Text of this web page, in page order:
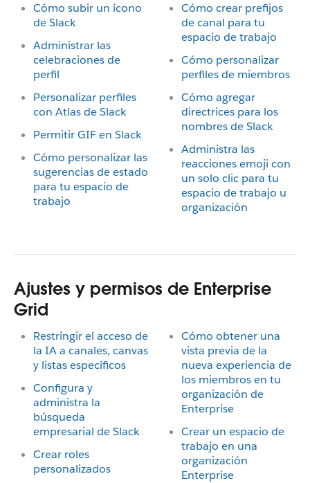
Cómo subir un ícono
de Slack
Administrar las
celebraciones de
perfil
Personalizar perfiles
con Atlas de Slack
Permitir GIF en Slack
Cómo personalizar las
sugerencias de estado
para tu espacio de
trabajo
Cómo crear prefijos
de canal para tu
espacio de trabajo
Cómo personalizar
perfiles de miembros
Cómo agregar
directrices para los
nombres de Slack
Administra las
reacciones emoji con
un solo clic para tu
espacio de trabajo u
organización
Ajustes y permisos de Enterprise
Grid
Restringir el acceso de
la IA a canales, canvas
y listas específicos
Configura y
administra la
búsqueda
empresarial de Slack
Crear roles
personalizados
Cómo obtener una
vista previa de la
nueva experiencia de
los miembros en tu
organización de
Enterprise
Crear un espacio de
trabajo en una
organización
Enterprise